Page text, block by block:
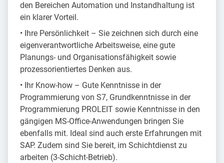
den Bereichen Automation und Instandhaltung ist
ein klarer Vorteil.
• Ihre Persönlichkeit – Sie zeichnen sich durch eine
eigenverantwortliche Arbeitsweise, eine gute
Planungs- und Organisationsfähigkeit sowie
prozessorientiertes Denken aus.
• Ihr Know-how – Gute Kenntnisse in der
Programmierung von S7, Grundkenntnisse in der
Programmierung PROLEIT sowie Kenntnisse in den
gängigen MS-Office-Anwendungen bringen Sie
ebenfalls mit. Ideal sind auch erste Erfahrungen mit
SAP. Zudem sind Sie bereit, im Schichtdienst zu
arbeiten (3-Schicht-Betrieb).